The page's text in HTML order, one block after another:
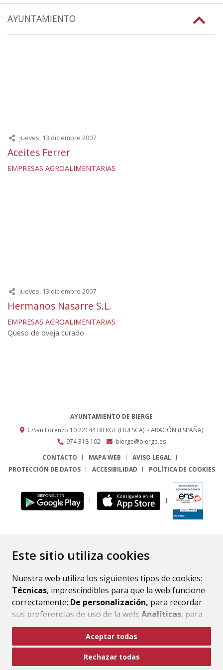
Este sitio utiliza cookies
Nuestra web utiliza los siguientes tipos de cookies:
Técnicas, imprescindibles para que la web funcione
correctamente; De personalización, para recordar
sus preferencias de uso de la web; Analíticas, para
mejorar el funcionamiento de la web y sus servicios.
Si acepta pulsando el botón“Aceptar todas”
consideramos que acepta su uso. Si pulsa el botón
Aceptar todas
Rechazar todas
AYUNTAMIENTO
jueves, 13 diciembre 2007
Aceites Ferrer
EMPRESAS AGROALIMENTARIAS
jueves, 13 diciembre 2007
Hermanos Nasarre S.L.
EMPRESAS AGROALIMENTARIAS
Queso de oveja curado
AYUNTAMIENTO DE BIERGE
C/San Lorenzo 1022144 BIERGE (HUESCA) - ARAGÓN (ESPAÑA)
974 318 102
bierge@bierge.es
CONTACTO
MAPA WEB
AVISO LEGAL
PROTECCIÓN DE DATOS
ACCESIBILIDAD POLÍTICA DE COOKIES